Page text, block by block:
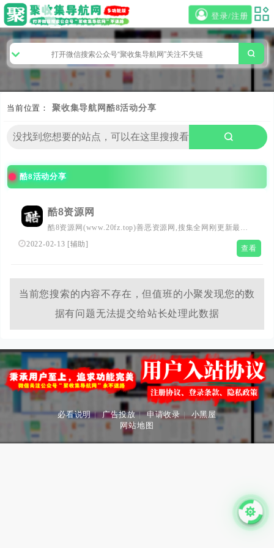
登录/注册
当前位置： 聚收集导航网 酷8活动分享
酷8活动分享
酷8资源网
酷8资源网(www.20fz.top)善恶资源网,搜集全网刚更新最优
志的游戏助手,每日发布超多实用软件,破解软件,福利活动,
2022-02-13 [辅助] 查看
当前您搜索的内容不存在，但值班的小聚发现您的数
据有问题无法提交给站长处理此数据
必看说明 | 广告投放 | 申请收录 | 小黑屋
网站地图